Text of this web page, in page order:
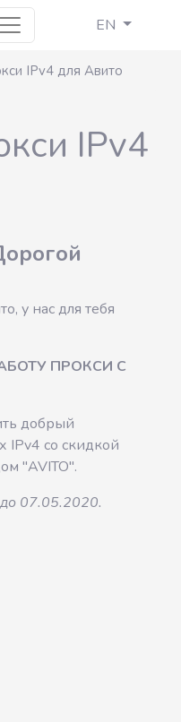
EN
IPv4 для Авито
IPv4
у нас для тебя
ПРОКСИ С
добрый
IPv4 со скидкой
"AVITO".
07.05.2020.